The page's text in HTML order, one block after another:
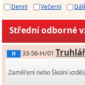
Denní
Večerní
Střední odborné
H 33-56-H/01
Zaměření nebo Školní